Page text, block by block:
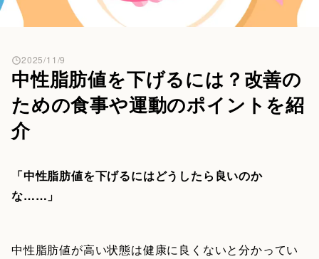
中性脂肪値を下げるには？改善の
ための食事や運動のポイントを紹
介
2025/11/9
「中性脂肪値を下げるにはどうしたら良いのか
な……」
中性脂肪値が高い状態は健康に良くないと分かってい